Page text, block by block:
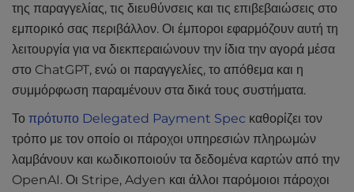
της παραγγελίας, τις διευθύνσεις και τις επιβεβαιώσεις στο
εμπορικό σας περιβάλλον. Οι έμποροι εφαρμόζουν αυτή τη
λειτουργία για να διεκπεραιώνουν την ίδια την αγορά μέσα
στο ChatGPT, ενώ οι παραγγελίες, το απόθεμα και η
συμμόρφωση παραμένουν στα δικά τους συστήματα.
Το πρότυπο Delegated Payment Spec καθορίζει τον
τρόπο με τον οποίο οι πάροχοι υπηρεσιών πληρωμών
λαμβάνουν και κωδικοποιούν τα δεδομένα καρτών από την
OpenAI. Οι Stripe, Adyen και άλλοι παρόμοιοι πάροχοι